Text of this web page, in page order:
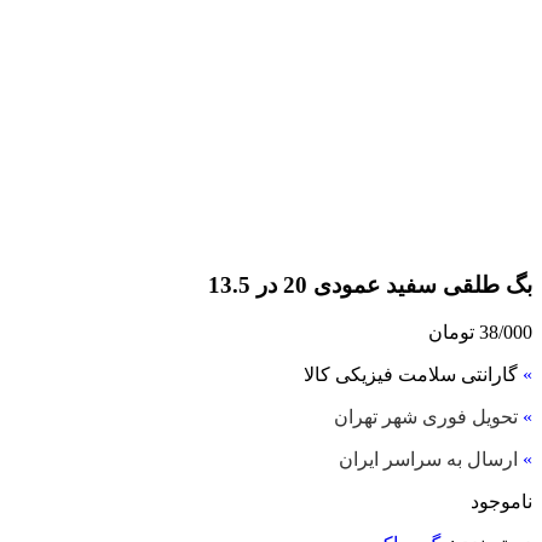
بگ طلقی سفید عمودی 20 در 13.5
38/000 تومان
» گارانتی سلامت فیزیکی کالا
» تحویل فوری شهر تهران
» ارسال به سراسر ایران
ناموجود